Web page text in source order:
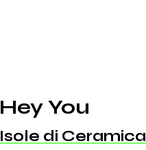
Hey You
Isole di Ceramica